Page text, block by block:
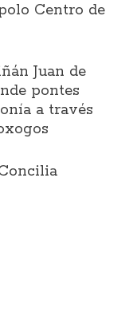
Centro de
Juan de
pontes
a través